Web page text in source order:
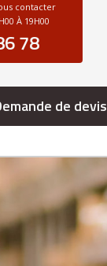
contacter
À 19H00
78
de devis